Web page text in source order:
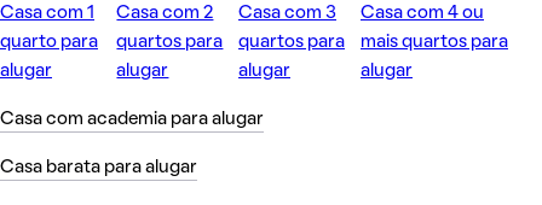
Casa com 1
quarto para
alugar
Casa com 2
quartos para
alugar
Casa com 3
quartos para
alugar
Casa com 4 ou
mais quartos para
alugar
Casa com academia para alugar
Casa barata para alugar